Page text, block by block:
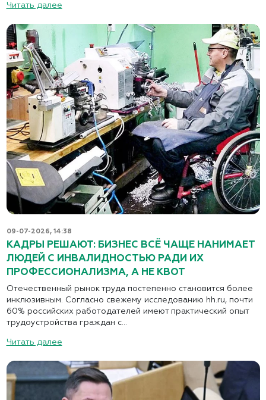
Читать далее
09-07-2026, 14:38
КАДРЫ РЕШАЮТ: БИЗНЕС ВСЁ ЧАЩЕ НАНИМАЕТ
ЛЮДЕЙ С ИНВАЛИДНОСТЬЮ РАДИ ИХ
ПРОФЕССИОНАЛИЗМА, А НЕ КВОТ
Отечественный рынок труда постепенно становится более
инклюзивным. Согласно свежему исследованию hh.ru, почти
60% российских работодателей имеют практический опыт
трудоустройства граждан с...
Читать далее